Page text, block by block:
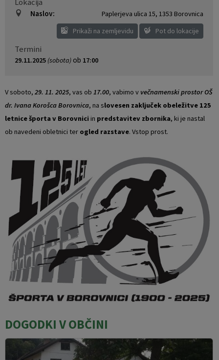
Naslov: Paplerjeva ulica 15, 1353 Borovnica
Prikaži na zemljevidu
Pot do lokacije
Termini
29.11.2025 (sobota) ob 17:00
V soboto, 29. 11. 2025, vas ob 17.00, vabimo v večnamenski prostor OŠ
dr. Ivana Korošca Borovnica, na slovesen zaključek obeležitve 125
letnice športa v Borovnici in predstavitev zbornika, ki je nastal
ob navedeni obletnici ter ogled razstave. Vstop prost.
DOGODKI V OBČINI